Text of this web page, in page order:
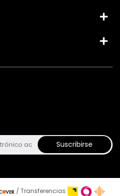
Suscribirse
/ Transferencias